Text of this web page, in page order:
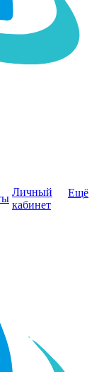
Личный
кабинет
Ещё